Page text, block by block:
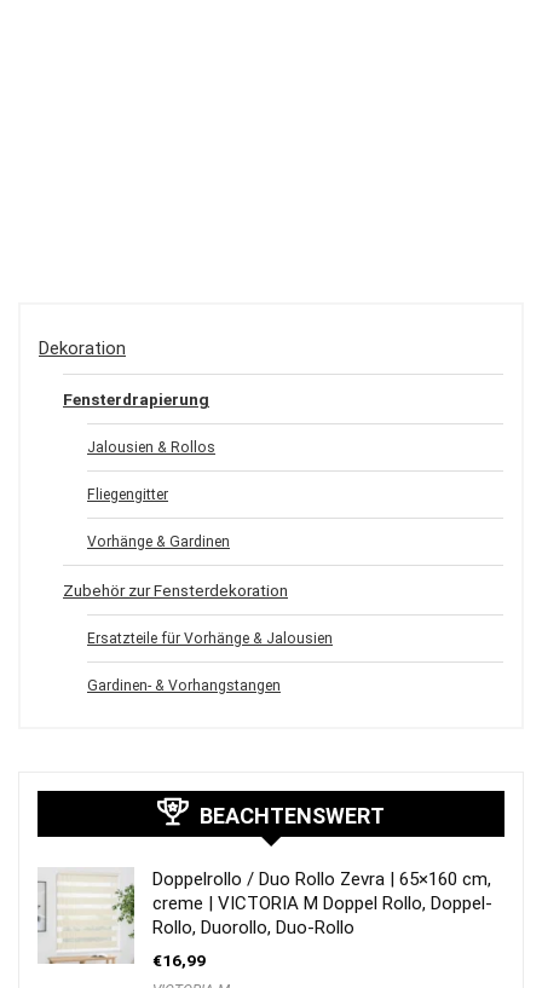
Dekoration
Fensterdrapierung
Jalousien & Rollos
Fliegengitter
Vorhänge & Gardinen
Zubehör zur Fensterdekoration
Ersatzteile für Vorhänge & Jalousien
Gardinen- & Vorhangstangen
BEACHTENSWERT
Doppelrollo / Duo Rollo Zevra | 65×160 cm,
creme | VICTORIA M Doppel Rollo, Doppel-
Rollo, Duorollo, Duo-Rollo
€16,99